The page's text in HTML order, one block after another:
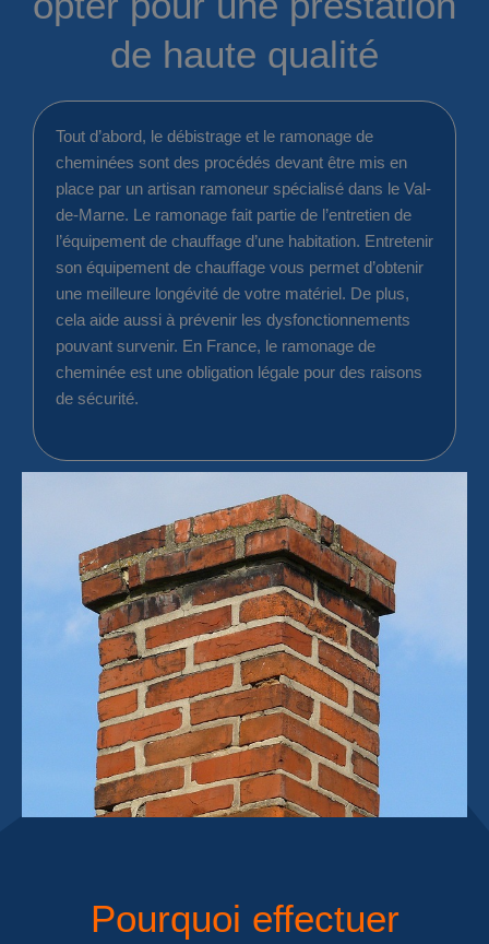
de haute qualité
Tout d’abord, le débistrage et le ramonage de
cheminées sont des procédés devant être mis en
place par un artisan ramoneur spécialisé dans le Val-
de-Marne. Le ramonage fait partie de l’entretien de
l’équipement de chauffage d’une habitation. Entretenir
son équipement de chauffage vous permet d’obtenir
une meilleure longévité de votre matériel. De plus,
cela aide aussi à prévenir les dysfonctionnements
pouvant survenir. En France, le ramonage de
cheminée est une obligation légale pour des raisons
de sécurité.
Pourquoi effectuer